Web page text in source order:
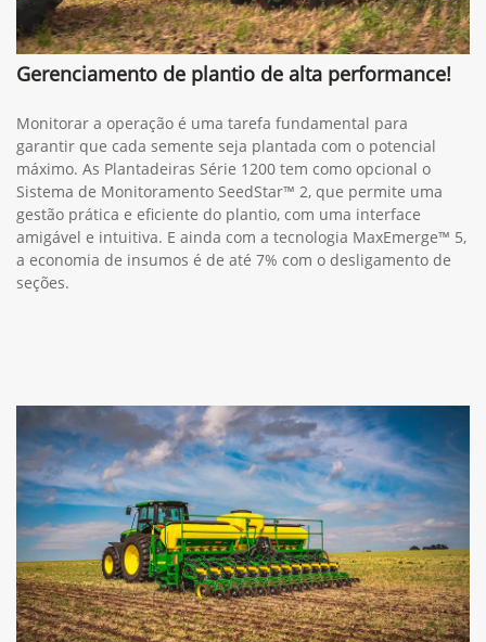
Gerenciamento de plantio de alta performance!
Monitorar a operação é uma tarefa fundamental para
garantir que cada semente seja plantada com o potencial
máximo. As Plantadeiras Série 1200 tem como opcional o
Sistema de Monitoramento SeedStar™ 2, que permite uma
gestão prática e eficiente do plantio, com uma interface
amigável e intuitiva. E ainda com a tecnologia MaxEmerge™ 5,
a economia de insumos é de até 7% com o desligamento de
seções.